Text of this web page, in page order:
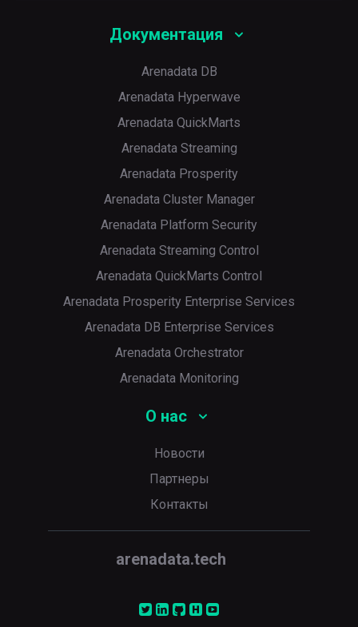
Документация
Arenadata DB
Arenadata Hyperwave
Arenadata QuickMarts
Arenadata Streaming
Arenadata Prosperity
Arenadata Cluster Manager
Arenadata Platform Security
Arenadata Streaming Control
Arenadata QuickMarts Control
Arenadata Prosperity Enterprise Services
Arenadata DB Enterprise Services
Arenadata Orchestrator
Arenadata Monitoring
О нас
Новости
Партнеры
Контакты
arenadata.tech